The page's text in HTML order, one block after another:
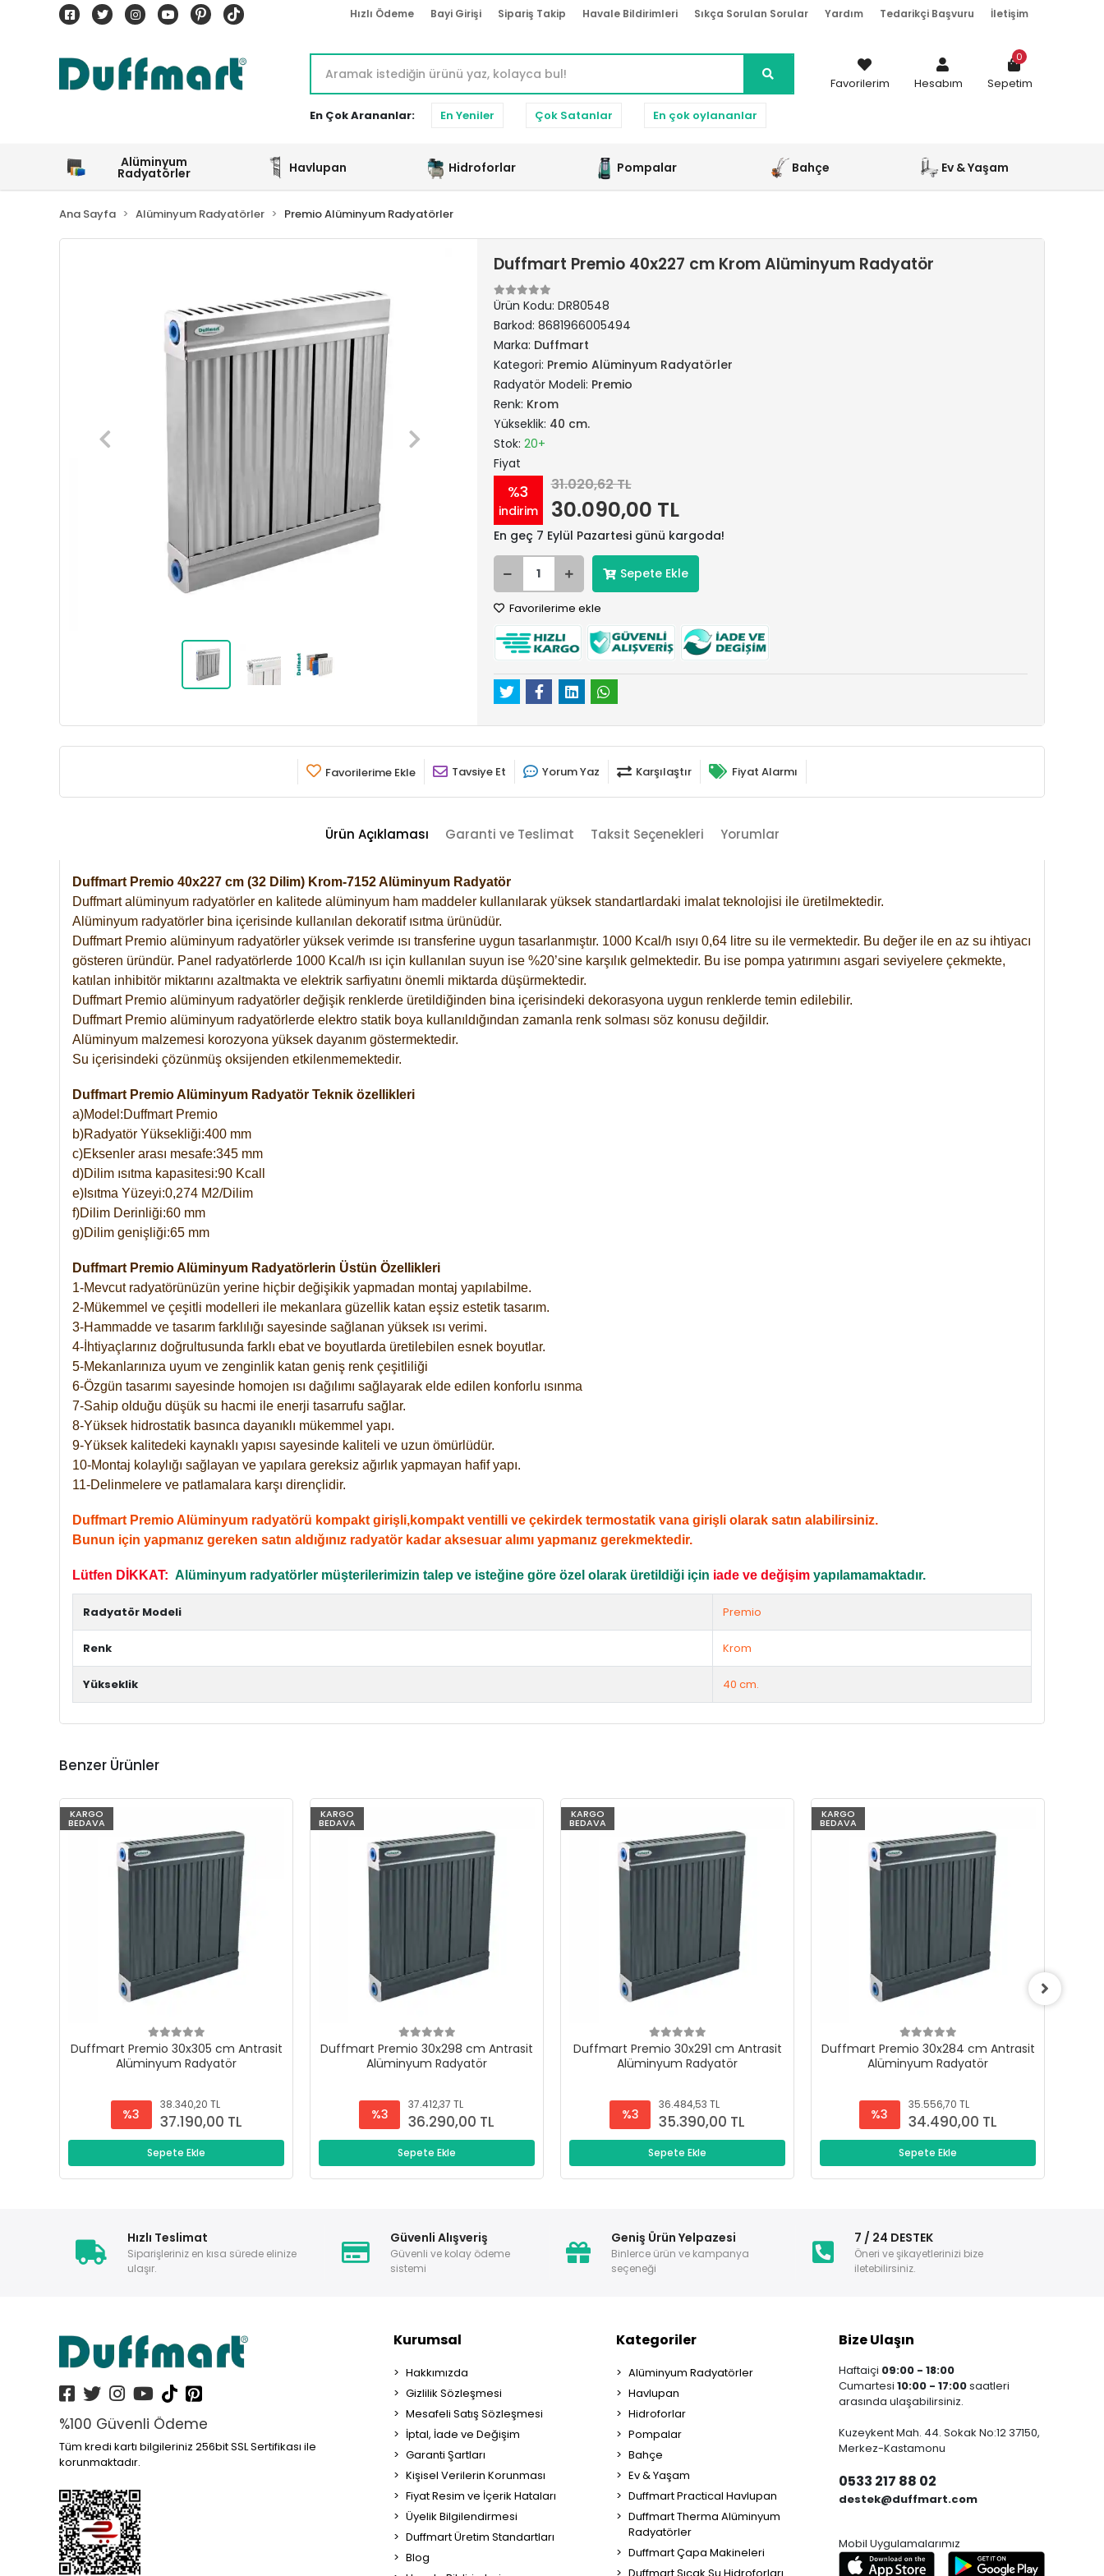
Hızlı Ödeme Bayi Girişi Sipariş Takip Havale Bildirimleri Sıkça Sorulan Sorular Yardım Tedarikçi Başvuru İletişim
En Çok Arananlar: En Yeniler Çok Satanlar En çok oylananlar
Favorilerim Hesabım Sepetim
0
Alüminyum
Radyatörler Havlupan Hidroforlar Pompalar Bahçe Ev & Yaşam
Ana Sayfa Alüminyum Radyatörler Premio Alüminyum Radyatörler
Duffmart Premio 40x227 cm Krom Alüminyum Radyatör
Ürün Kodu: DR80548
Barkod: 8681966005494
Marka: Duffmart
Kategori: Premio Alüminyum Radyatörler
Radyatör Modeli: Premio
Renk: Krom
Yükseklik: 40 cm.
Stok: 20+
Fiyat
%3
indirim
31.020,62 TL
30.090,00 TL
En geç 7 Eylül Pazartesi günü kargoda!
Sepete Ekle
Favorilerime ekle
Favorilerime Ekle Tavsiye Et Yorum Yaz Karşılaştır Fiyat Alarmı
Ürün Açıklaması Garanti ve Teslimat Taksit Seçenekleri Yorumlar
Duffmart Premio 40x227 cm (32 Dilim) Krom-7152 Alüminyum Radyatör
Duffmart alüminyum radyatörler en kalitede alüminyum ham maddeler kullanılarak yüksek standartlardaki imalat teknolojisi ile üretilmektedir.
Alüminyum radyatörler bina içerisinde kullanılan dekoratif ısıtma ürünüdür.
Duffmart Premio alüminyum radyatörler yüksek verimde ısı transferine uygun tasarlanmıştır. 1000 Kcal/h ısıyı 0,64 litre su ile vermektedir. Bu değer ile en az su ihtiyacı
gösteren üründür. Panel radyatörlerde 1000 Kcal/h ısı için kullanılan suyun ise %20’sine karşılık gelmektedir. Bu ise pompa yatırımını asgari seviyelere çekmekte,
katılan inhibitör miktarını azaltmakta ve elektrik sarfiyatını önemli miktarda düşürmektedir.
Duffmart Premio alüminyum radyatörler değişik renklerde üretildiğinden bina içerisindeki dekorasyona uygun renklerde temin edilebilir.
Duffmart Premio alüminyum radyatörlerde elektro statik boya kullanıldığından zamanla renk solması söz konusu değildir.
Alüminyum malzemesi korozyona yüksek dayanım göstermektedir.
Su içerisindeki çözünmüş oksijenden etkilenmemektedir.
Duffmart Premio Alüminyum Radyatör Teknik özellikleri
a)Model:Duffmart Premio
b)Radyatör Yüksekliği:400 mm
c)Eksenler arası mesafe:345 mm
d)Dilim ısıtma kapasitesi:90 Kcall
e)Isıtma Yüzeyi:0,274 M2/Dilim
f)Dilim Derinliği:60 mm
g)Dilim genişliği:65 mm
Duffmart Premio Alüminyum Radyatörlerin Üstün Özellikleri
1-Mevcut radyatörünüzün yerine hiçbir değişikik yapmadan montaj yapılabilme.
2-Mükemmel ve çeşitli modelleri ile mekanlara güzellik katan eşsiz estetik tasarım.
3-Hammadde ve tasarım farklılığı sayesinde sağlanan yüksek ısı verimi.
4-İhtiyaçlarınız doğrultusunda farklı ebat ve boyutlarda üretilebilen esnek boyutlar.
5-Mekanlarınıza uyum ve zenginlik katan geniş renk çeşitliliği
6-Özgün tasarımı sayesinde homojen ısı dağılımı sağlayarak elde edilen konforlu ısınma
7-Sahip olduğu düşük su hacmi ile enerji tasarrufu sağlar.
8-Yüksek hidrostatik basınca dayanıklı mükemmel yapı.
9-Yüksek kalitedeki kaynaklı yapısı sayesinde kaliteli ve uzun ömürlüdür.
10-Montaj kolaylığı sağlayan ve yapılara gereksiz ağırlık yapmayan hafif yapı.
11-Delinmelere ve patlamalara karşı dirençlidir.
Duffmart Premio Alüminyum radyatörü kompakt girişli,kompakt ventilli ve çekirdek termostatik vana girişli olarak satın alabilirsiniz.
Bunun için yapmanız gereken satın aldığınız radyatör kadar aksesuar alımı yapmanız gerekmektedir.
Lütfen DİKKAT: Alüminyum radyatörler müşterilerimizin talep ve isteğine göre özel olarak üretildiği için iade ve değişim yapılamamaktadır.
Radyatör Modeli Premio
Renk Krom
Yükseklik 40 cm.
Benzer Ürünler
KARGO
BEDAVA
Duffmart Premio 30x305 cm Antrasit
Alüminyum Radyatör
%3
38.340,20 TL
37.190,00 TL
Sepete Ekle
KARGO
BEDAVA
Duffmart Premio 30x298 cm Antrasit
Alüminyum Radyatör
%3
37.412,37 TL
36.290,00 TL
Sepete Ekle
KARGO
BEDAVA
Duffmart Premio 30x291 cm Antrasit
Alüminyum Radyatör
%3
36.484,53 TL
35.390,00 TL
Sepete Ekle
KARGO
BEDAVA
Duffmart Premio 30x284 cm Antrasit
Alüminyum Radyatör
%3
35.556,70 TL
34.490,00 TL
Sepete Ekle
Hızlı Teslimat
Siparişleriniz en kısa sürede elinize
ulaşır.
Güvenli Alışveriş
Güvenli ve kolay ödeme
sistemi
Geniş Ürün Yelpazesi
Binlerce ürün ve kampanya
seçeneği
7 / 24 DESTEK
Öneri ve şikayetlerinizi bize
iletebilirsiniz.
%100 Güvenli Ödeme
Tüm kredi kartı bilgileriniz 256bit SSL Sertifikası ile
korunmaktadır.
Kurumsal
Hakkımızda
Gizlilik Sözleşmesi
Mesafeli Satış Sözleşmesi
İptal, İade ve Değişim
Garanti Şartları
Kişisel Verilerin Korunması
Fiyat Resim ve İçerik Hataları
Üyelik Bilgilendirmesi
Duffmart Üretim Standartları
Blog
Kategoriler
Alüminyum Radyatörler
Havlupan
Hidroforlar
Pompalar
Bahçe
Ev & Yaşam
Duffmart Practical Havlupan
Duffmart Therma Alüminyum
Radyatörler
Duffmart Çapa Makineleri
Bize Ulaşın
Haftaiçi 09:00 - 18:00
Cumartesi 10:00 - 17:00saatleri
arasında ulaşabilirsiniz.
Kuzeykent Mah. 44. Sokak No:12 37150,
Merkez-Kastamonu
0533 217 88 02
destek@duffmart.com
Mobil Uygulamalarımız